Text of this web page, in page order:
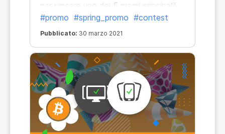
per vincere uno dei 5 premi principali!
#promo #spring_promo #contest
Pubblicato: 30 marzo 2021